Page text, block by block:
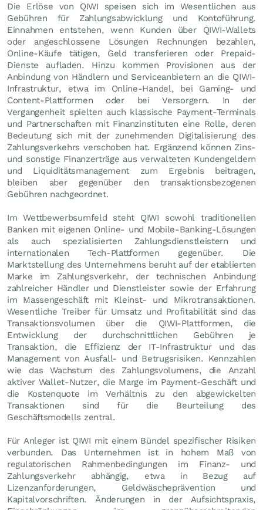
Die Erlöse von QIWI speisen sich im Wesentlichen aus
Gebühren für Zahlungsabwicklung und Kontoführung.
Einnahmen entstehen, wenn Kunden über QIWI-Wallets
oder angeschlossene Lösungen Rechnungen bezahlen,
Online-Käufe tätigen, Geld transferieren oder Prepaid-
Dienste aufladen. Hinzu kommen Provisionen aus der
Anbindung von Händlern und Serviceanbietern an die QIWI-
Infrastruktur, etwa im Online-Handel, bei Gaming- und
Content-Plattformen oder bei Versorgern. In der
Vergangenheit spielten auch klassische Payment-Terminals
und Partnerschaften mit Finanzinstituten eine Rolle, deren
Bedeutung sich mit der zunehmenden Digitalisierung des
Zahlungsverkehrs verschoben hat. Ergänzend können Zins-
und sonstige Finanzerträge aus verwalteten Kundengeldern
und Liquiditätsmanagement zum Ergebnis beitragen,
bleiben aber gegenüber den transaktionsbezogenen
Gebühren nachgeordnet.
Im Wettbewerbsumfeld steht QIWI sowohl traditionellen
Banken mit eigenen Online- und Mobile-Banking-Lösungen
als auch spezialisierten Zahlungsdienstleistern und
internationalen Tech-Plattformen gegenüber. Die
Marktstellung des Unternehmens beruht auf der etablierten
Marke im Zahlungsverkehr, der technischen Anbindung
zahlreicher Händler und Dienstleister sowie der Erfahrung
im Massengeschäft mit Kleinst- und Mikrotransaktionen.
Wesentliche Treiber für Umsatz und Profitabilität sind das
Transaktionsvolumen über die QIWI-Plattformen, die
Entwicklung der durchschnittlichen Gebühren je
Transaktion, die Effizienz der IT-Infrastruktur und das
Management von Ausfall- und Betrugsrisiken. Kennzahlen
wie das Wachstum des Zahlungsvolumens, die Anzahl
aktiver Wallet-Nutzer, die Marge im Payment-Geschäft und
die Kostenquote im Verhältnis zu den abgewickelten
Transaktionen sind für die Beurteilung des
Geschäftsmodells zentral.
Für Anleger ist QIWI mit einem Bündel spezifischer Risiken
verbunden. Das Unternehmen ist in hohem Maß von
regulatorischen Rahmenbedingungen im Finanz- und
Zahlungsverkehr abhängig, etwa in Bezug auf
Lizenzanforderungen, Geldwäscheprävention und
Kapitalvorschriften. Änderungen in der Aufsichtspraxis,